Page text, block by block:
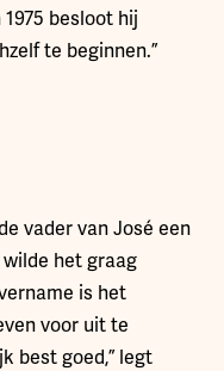
besloot hij
te beginnen.”
vader van José een
het graag
is het
voor uit te
best goed,” legt